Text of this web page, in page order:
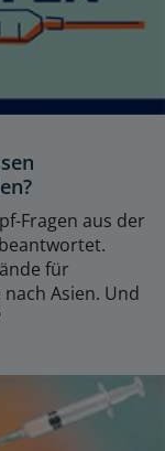
Fragen aus der
für
Asien. Und